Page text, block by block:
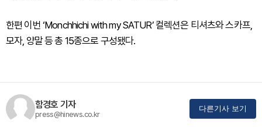
한편 이번 ‘Monchhichi with my SATUR’ 컬렉션은 티셔츠와 스카프,
모자, 양말 등 총 15종으로 구성됐다.
함경호 기자
press@hinews.co.kr
다른기사 보기